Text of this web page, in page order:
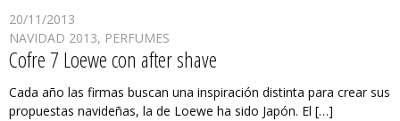
20/11/2013
NAVIDAD 2013, PERFUMES
Cofre 7 Loewe con after shave
Cada año las firmas buscan una inspiración distinta para crear sus
propuestas navideñas, la de Loewe ha sido Japón. El […]